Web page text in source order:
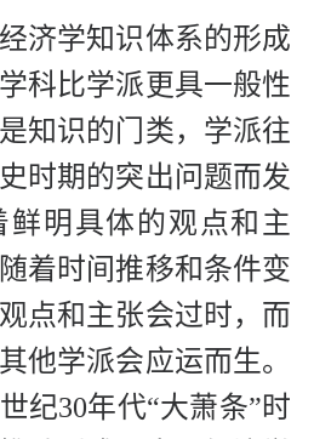
济学知识体系的形成
科比学派更具一般性
知识的门类，学派往
时期的突出问题而发
鲜明具体的观点和主
着时间推移和条件变
点和主张会过时，而
他学派会应运而生。
纪30年代“大萧条”时